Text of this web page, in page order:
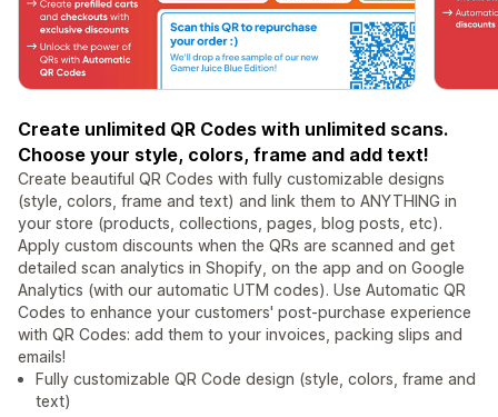
Create unlimited QR Codes with unlimited scans.
Choose your style, colors, frame and add text!
Create beautiful QR Codes with fully customizable designs
(style, colors, frame and text) and link them to ANYTHING in
your store (products, collections, pages, blog posts, etc).
Apply custom discounts when the QRs are scanned and get
detailed scan analytics in Shopify, on the app and on Google
Analytics (with our automatic UTM codes). Use Automatic QR
Codes to enhance your customers' post-purchase experience
with QR Codes: add them to your invoices, packing slips and
emails!
Fully customizable QR Code design (style, colors, frame and
text)